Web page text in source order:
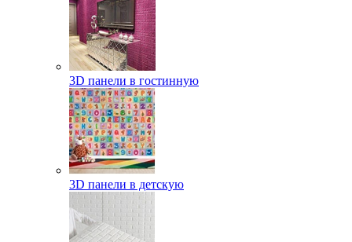
3D панели в гостинную
3D панели в детскую